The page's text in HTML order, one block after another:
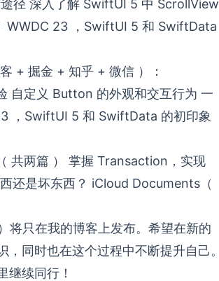
径 深入了解 SwiftUI 5 中 ScrollView
WWDC 23 ，SwiftUI 5 和 SwiftData
+ 掘金 + 知乎 + 微信 ）：
自定义 Button 的外观和交互行为 一
，SwiftUI 5 和 SwiftData 的初印象
共两篇 ）
掌握 Transaction，实现
还是坏东西？ iCloud Documents（
将只在我的博客 上发布。希望在新的
同时也在这个过程中不断提升自己。
继续同行！